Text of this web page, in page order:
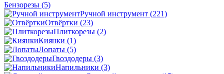
Бензорезы (5)
Ручной инструмент (221)
Отвёртки (23)
Плиткорезы (2)
Киянки (1)
Лопаты (5)
Гвоздодеры (3)
Напильники (3)